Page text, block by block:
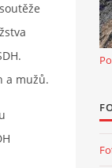
a mužů.